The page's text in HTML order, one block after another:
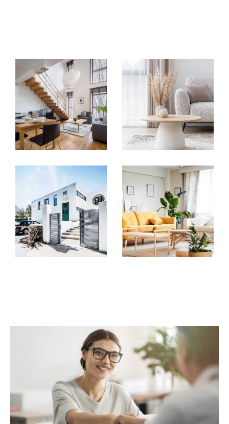
appartement, la vente d’une maison ou
encore la gestion de biens immobiliers, nos
conseillers vous offrent un
accompagnement sur mesure
à chaque
étape. Nous collaborons avec des experts de
confiance – notaires, diagnostiqueurs,
courtiers et bien d'autres – pour garantir une
à vos besoins.
Un centre collaboratif pour
vous offrir plus
Nous avons créé uncentre d’affaires unique,
pensé pour offrir à nos clients une solution
à toutes vos attentes. Avec Maclès Immobilier,
bénéficiez d’une prise en charge globale et
d’un service alliant proximité,
professionnalisme et excellence.